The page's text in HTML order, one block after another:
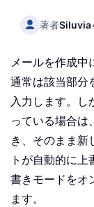
著者Siluvia
メールを作成中
通常は該当部分
入力します。
っている場合は
き、そのまま新
トが自動的に
書きモードをオ
ます。